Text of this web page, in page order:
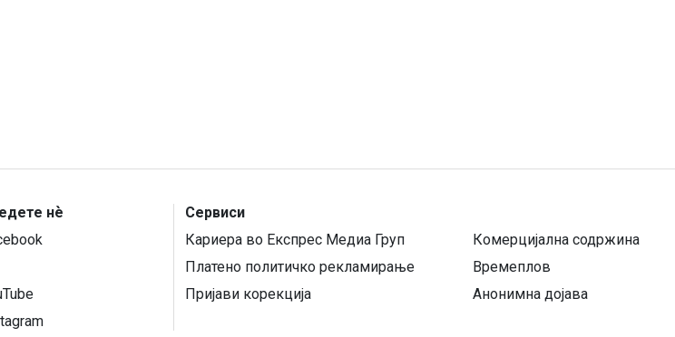
нѐ
Сервиси
Кариера во Експрес Медиа Груп
Комерцијална содржина
Платено политичко рекламирање
Времеплов
Пријави корекција
Анонимна дојава